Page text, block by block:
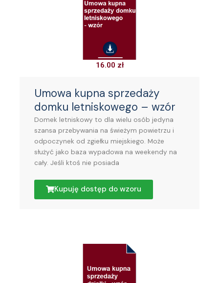
16.00 zł
Umowa kupna sprzedaży
domku letniskowego – wzór
Domek letniskowy to dla wielu osób jedyna
szansa przebywania na świeżym powietrzu i
odpoczynek od zgiełku miejskiego. Może
służyć jako baza wypadowa na weekendy na
cały. Jeśli ktoś nie posiada
Kupuję dostęp do wzoru